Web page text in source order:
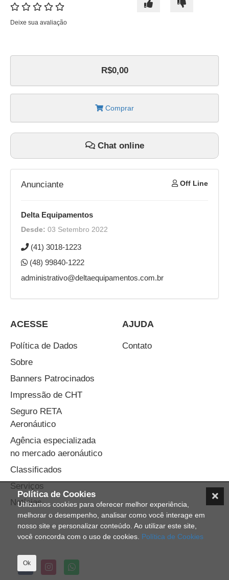
Deixe sua avaliação
R$0,00
Comprar
Chat online
Anunciante Off Line
Delta Equipamentos
Desde: 03 Setembro 2022
(41) 3018-1223
(48) 99840-1222
administrativo@deltaequipamentos.com.br
ACESSE
Política de Dados
Sobre
Banners Patrocinados
Impressão de CHT
Seguro RETA
Aeronáutico
Agência especializada
no mercado aeronáutico
Classificados
Serviços
Notícias
AJUDA
Contato
Política de Cookies
Utilizamos cookies para oferecer melhor experiência,
melhorar o desempenho, analisar como você interage em
nosso site e personalizar conteúdo. Ao utilizar este site,
você concorda com o uso de cookies. Política de Cookies
Ok